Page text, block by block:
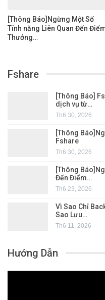
[Thông Báo]Ngừng Một Số
Tính năng Liên Quan Đến
Thưởng…
Fshare
[Thông Báo]
dịch vụ từ…
Th6 30, 2026
[Thông
Fshare
Th6 30, 2026
[Thông
Đến Điểm…
Th6 23, 2026
Vì Sao Chỉ
Sao Lưu…
Th6 11, 2026
Hướng Dẫn